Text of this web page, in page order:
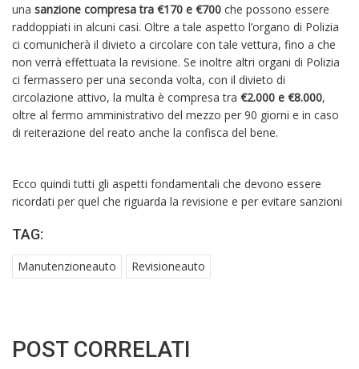
una sanzione compresa tra €170 e €700 che possono essere
raddoppiati in alcuni casi. Oltre a tale aspetto l’organo di Polizia
ci comunicherà il divieto a circolare con tale vettura, fino a che
non verrà effettuata la revisione. Se inoltre altri organi di Polizia
ci fermassero per una seconda volta, con il divieto di
circolazione attivo, la multa è compresa tra €2.000 e €8.000,
oltre al fermo amministrativo del mezzo per 90 giorni e in caso
di reiterazione del reato anche la confisca del bene.
Ecco quindi tutti gli aspetti fondamentali che devono essere
ricordati per quel che riguarda la revisione e per evitare sanzioni
TAG:
Manutenzioneauto Revisioneauto
POST CORRELATI